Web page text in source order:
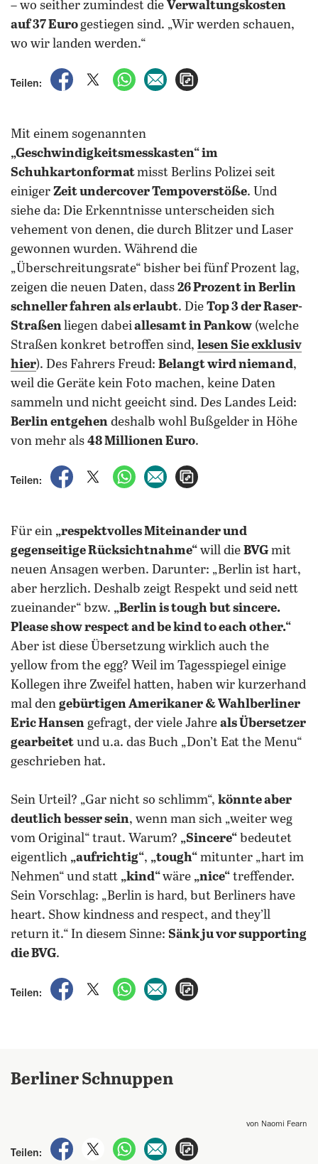
– wo seither zumindest die Verwaltungskosten
auf 37 Eurogestiegen sind. „Wir werden schauen,
wo wir landen werden.“
Teilen:
auf Facebook teilen
auf X teilenper WhatsApp teilen
per E-Mail teilen
Mit einem sogenannten
„Geschwindigkeitsmesskasten“ im
Schuhkartonformatmisst Berlins Polizei seit
einiger Zeit undercover Tempoverstöße. Und
siehe da: Die Erkenntnisse unterscheiden sich
vehement von denen, die durch Blitzer und Laser
gewonnen wurden. Während die
„Überschreitungsrate“ bisher bei fünf Prozent lag,
zeigen die neuen Daten, dass 26 Prozent in Berlin
schneller fahren als erlaubt. Die Top 3 der Raser-
Straßenliegen dabeiallesamt in Pankow (welche
Straßen konkret betroffen sind, lesen Sie exklusiv
hier). Des Fahrers Freud: Belangt wird niemand,
weil die Geräte kein Foto machen, keine Daten
sammeln und nicht geeicht sind. Des Landes Leid:
Berlin entgehen deshalb wohl Bußgelder in Höhe
von mehr als 48 Millionen Euro.
Teilen:
auf Facebook teilen
auf X teilenper WhatsApp teilen
per E-Mail teilen
Für ein „respektvolles Miteinander und
gegenseitige Rücksichtnahme“ will die BVG mit
neuen Ansagen werben. Darunter: „Berlin ist hart,
aber herzlich. Deshalb zeigt Respekt und seid nett
zueinander“ bzw. „Berlin is tough but sincere.
Please show respect and be kind to each other.“
Aber ist diese Übersetzung wirklich auch the
yellow from the egg? Weil im Tagesspiegel einige
Kollegen ihre Zweifel hatten, haben wir kurzerhand
mal den gebürtigen Amerikaner & Wahlberliner
Eric Hansen gefragt, der viele Jahre als Übersetzer
gearbeitet und u.a. das Buch „Don’t Eat the Menu“
geschrieben hat.
Sein Urteil? „Gar nicht so schlimm“, könnte aber
deutlich besser sein, wenn man sich „weiter weg
vom Original“ traut. Warum? „Sincere“ bedeutet
eigentlich „aufrichtig“, „tough“ mitunter „hart im
Nehmen“ und statt „kind“wäre „nice“ treffender.
Sein Vorschlag: „Berlin is hard, but Berliners have
heart. Show kindness and respect, and they’ll
return it.“ In diesem Sinne: Sänk ju vor supporting
die BVG.
Teilen:
auf Facebook teilen
auf X teilenper WhatsApp teilen
per E-Mail teilen
Berliner Schnuppen
von Naomi Fearn
Teilen:
auf Facebook teilen
auf X teilenper WhatsApp teilen
per E-Mail teilen